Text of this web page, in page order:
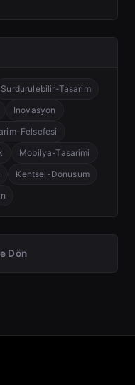
Surdurulebilir-Tasarim
Inovasyon
Felsefesi
Mobilya-Tasarimi
Kentsel-Donusum
Dön